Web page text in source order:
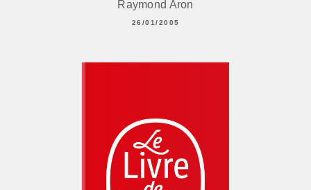
Raymond Aron
26/01/2005